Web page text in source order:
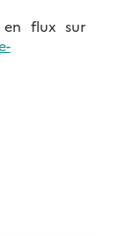
en flux sur